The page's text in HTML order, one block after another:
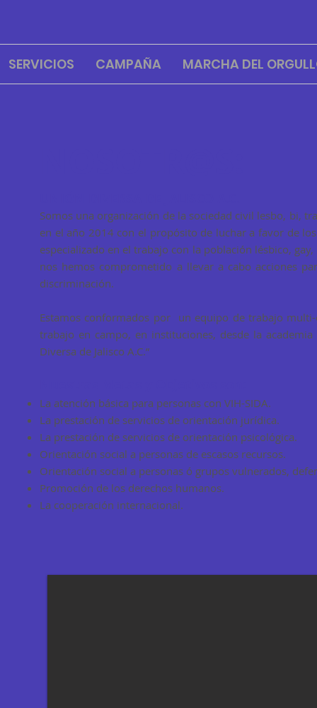
SERVICIOS CAMPAÑA MARCHA DEL
Somos una organización de la sociedad civil lesbo, bi,
en el año 2014 con el propósito de luchar a favor de
especializado en el trabajo con la población lésbico,
nos hemos comprometido a llevar a cabo acciones
discriminación.
Estamos conformados por un equipo de trabajo
trabajo en campo, en instituciones, desde la
Diversa de Jalisco A.C.”
La atención básica para personas con VIH-SIDA.
La prestación de servicios de orientación jurídica.
La prestación de servicios de orientación psicológica.
Orientación social a personas de escasos recursos.
Orientación social a personas ó grupos vulnerados,
Promoción de los derechos humanos.
La cooperación internacional.